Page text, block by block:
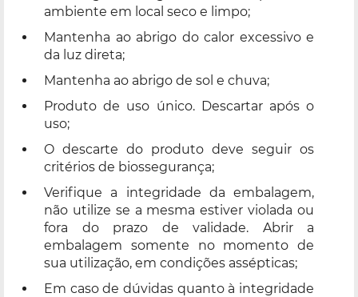
ambiente em local seco e limpo;
Mantenha ao abrigo do calor excessivo e
da luz direta;
Mantenha ao abrigo de sol e chuva;
Produto de uso único. Descartar após o
uso;
O descarte do produto deve seguir os
critérios de biossegurança;
Verifique a integridade da embalagem,
não utilize se a mesma estiver violada ou
fora do prazo de validade. Abrir a
embalagem somente no momento de
sua utilização, em condições assépticas;
Em caso de dúvidas quanto à integridade